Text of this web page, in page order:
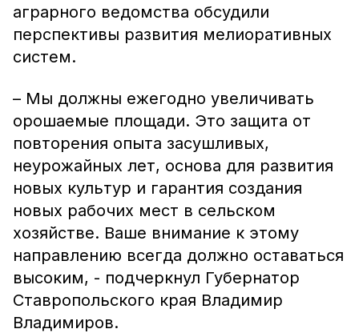
аграрного ведомства обсудили
перспективы развития мелиоративных
систем.
– Мы должны ежегодно увеличивать
орошаемые площади. Это защита от
повторения опыта засушливых,
неурожайных лет, основа для развития
новых культур и гарантия создания
новых рабочих мест в сельском
хозяйстве. Ваше внимание к этому
направлению всегда должно оставаться
высоким, - подчеркнул Губернатор
Ставропольского края Владимир
Владимиров.